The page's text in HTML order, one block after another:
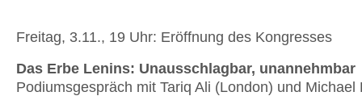
Freitag, 3.11., 19 Uhr: Eröffnung des Kongresses
Das Erbe Lenins: Unausschlagbar, unannehmbar
Podiumsgespräch mit Tariq Ali (London) und Michael